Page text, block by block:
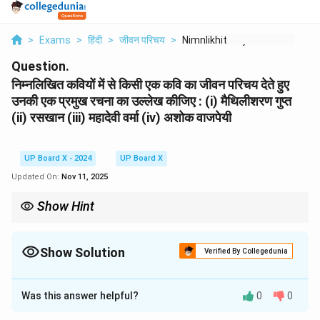
> Exams > हिंदी > जीवन परिचय > Nimnlikhit Kviyon Me...
Question.
निम्नलिखित कवियों में से किसी एक कवि का जीवन परिचय देते हुए
उनकी एक प्रमुख रचना का उल्लेख कीजिए : (i) मैथिलीशरण गुप्त
(ii) रसखान (iii) महादेवी वर्मा (iv) अशोक वाजपेयी
UP Board X - 2024
UP Board X
Updated On: Nov 11, 2025
Show Hint
प्रभावशाली बनाता है।
Show Solution Verified By Collegedunia
Solution and Explanation
(iii) महादेवी वर्मा
Was this answer helpful? 0 0